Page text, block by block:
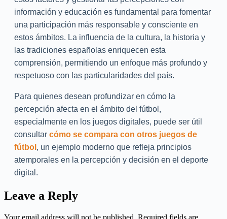
información y educación es fundamental para fomentar
una participación más responsable y consciente en
estos ámbitos. La influencia de la cultura, la historia y
las tradiciones españolas enriquecen esta
comprensión, permitiendo un enfoque más profundo y
respetuoso con las particularidades del país.
Para quienes desean profundizar en cómo la
percepción afecta en el ámbito del fútbol,
especialmente en los juegos digitales, puede ser útil
consultar cómo se compara con otros juegos de
fútbol , un ejemplo moderno que refleja principios
atemporales en la percepción y decisión en el deporte
digital.
Leave a Reply
Your email address will not be published. Required fields are